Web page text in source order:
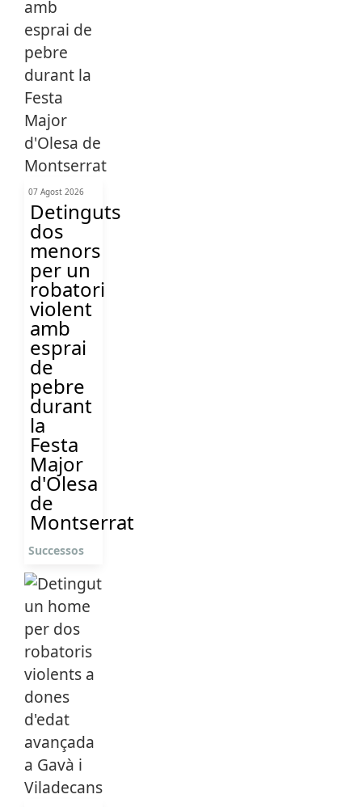
07 Agost 2026
Detinguts
dos
menors
per un
robatori
violent
amb
esprai
de
pebre
durant
la
Festa
Major
d'Olesa
de
Montserrat
Successos